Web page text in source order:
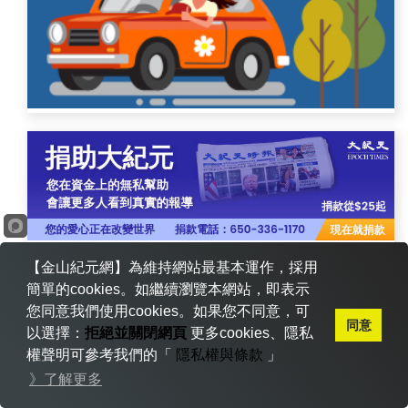
【金山紀元網】為維持網站最基本運作，採用
簡單的cookies。如繼續瀏覽本網站，即表示
您同意我們使用cookies。如果您不同意，可
以選擇： 拒絕並關閉網頁更多cookies、隱私
權聲明可參考我們的「
隱私權與條款 」
》了解更多
同意